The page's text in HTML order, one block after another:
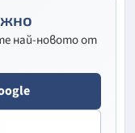
най-новото от